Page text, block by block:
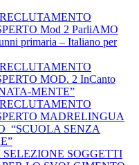
Mod 2 ParliAMO
primaria – Italiano per
MOD. 2 InCanto
MENTE”
MADRELINGUA
“SCUOLA SENZA
SOGGETTI